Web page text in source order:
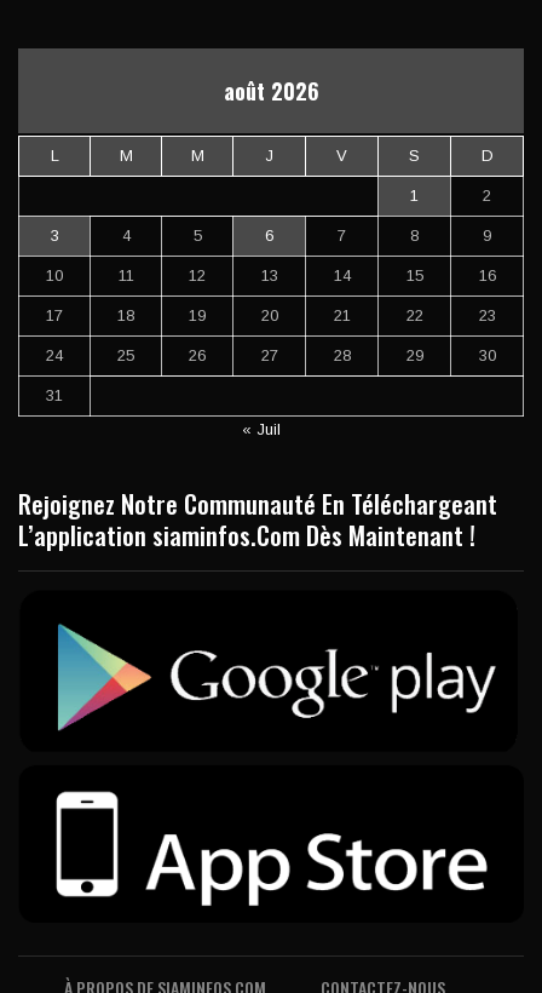
août 2026
L M M J V S D
1 2
3 4 5 6 7 8 9
10 11 12 13 14 15 16
17 18 19 20 21 22 23
24 25 26 27 28 29 30
31
« Juil
Rejoignez Notre Communauté En Téléchargeant
L’application siaminfos.Com Dès Maintenant !
À PROPOS DE SIAMINFOS.COM CONTACTEZ-NOUS